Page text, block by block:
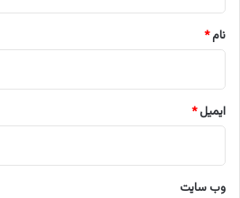
نام*
ایمیل*
وب‌ سایت